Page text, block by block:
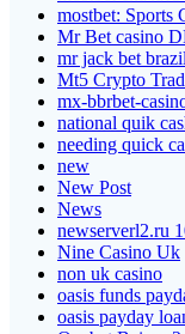
‎mostbet: Sports
Mr Bet casino
mr jack bet brazil
Mt5 Crypto
mx-bbrbet-
national quik
needing quick
new
New Post
News
newserverl2.ru
Nine Casino Uk
non uk casino
oasis funds
oasis payday